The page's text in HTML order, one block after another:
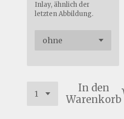
Inlay, ähnlich der
letzten Abbildung.
In den
Warenkorb